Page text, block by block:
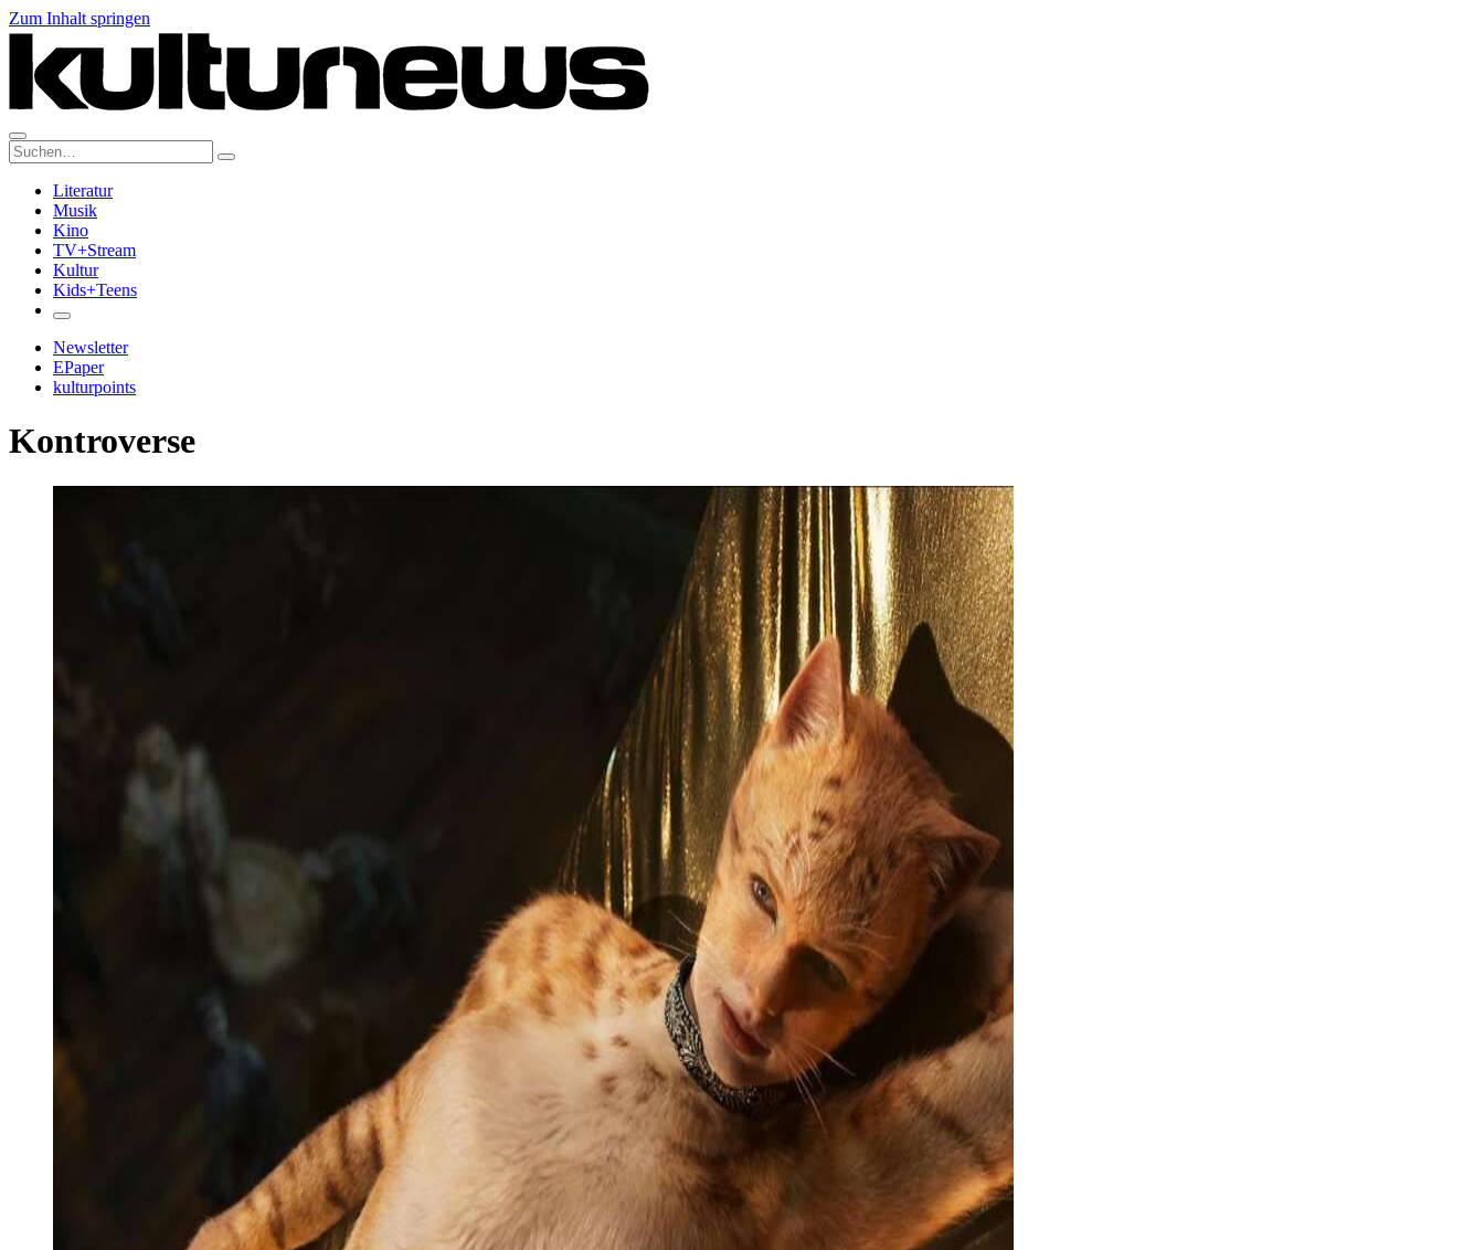
Zum Inhalt springen
Suche:
Literatur
Musik
Kino
TV+Stream
Kultur
Kids+Teens
Newsletter
EPaper
kulturpoints
Kontroverse